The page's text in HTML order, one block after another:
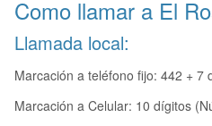
Como llamar a El
Llamada local:
Marcación a teléfono fijo: 442 + 7
Marcación a Celular: 10 dígitos